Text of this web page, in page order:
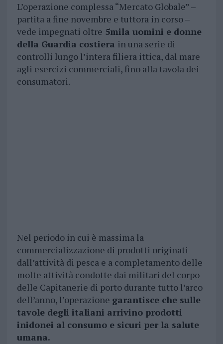
L’operazione complessa “Mercato Globale” –
partita a fine novembre e tuttora in corso –
vede impegnati oltre 5mila uomini e donne
della Guardia costiera in una serie di
controlli lungo l’intera filiera ittica, dal mare
agli esercizi commerciali, fino alla tavola dei
consumatori.
Nel periodo in cui è massima la
commercializzazione di prodotti originati
dall’attività di pesca e a completamento delle
molte attività condotte dai militari del corpo
delle Capitanerie di porto durante tutto l’arco
dell’anno, l’operazione garantisce che sulle
tavole degli italiani arrivino prodotti
inidonei al consumo e sicuri per la salute
umana.